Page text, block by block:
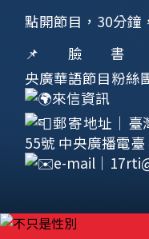
點開節目，30分鐘
📌臉
央廣華語節目粉絲
來信資訊
郵寄地址｜臺
55號 中央廣播電
e-mail｜